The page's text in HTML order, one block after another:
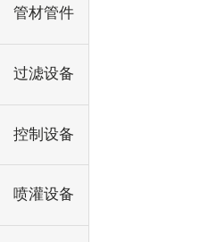
管材管件
过滤设备
控制设备
喷灌设备